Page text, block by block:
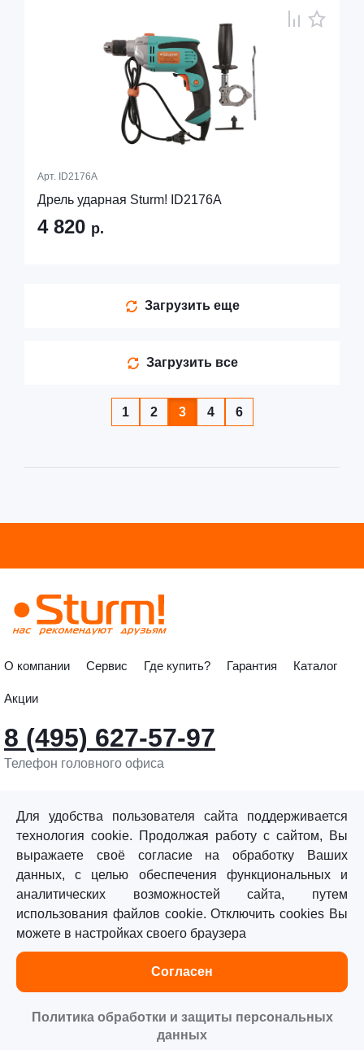
Арт. ID2176A
Дрель ударная Sturm! ID2176A
4 820 р.
Загрузить еще
Загрузить все
1 2 3 4 6
О компании Сервис Где купить? Гарантия Каталог
Акции
8 (495) 627-57-97
Телефон головного офиса
©«Sturm!» 2011–2026 ®
Все права защищены.
Политика обработки персональных данных
Для удобства пользователя сайта поддерживается
технология cookie. Продолжая работу с сайтом, Вы
выражаете своё согласие на обработку Ваших
данных, с целью обеспечения функциональных и
аналитических возможностей сайта, путем
использования файлов cookie. Отключить cookies Вы
можете в настройках своего браузера
Согласен
Политика обработки и защиты персональных
данных